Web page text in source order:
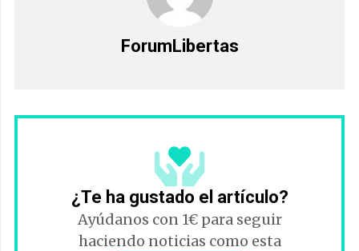
ForumLibertas
¿Te ha gustado el artículo?
Ayúdanos con 1€ para seguir
haciendo noticias como esta